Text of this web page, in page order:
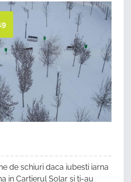
de schiuri daca iubesti iarna
in Cartierul Solar si ti-au